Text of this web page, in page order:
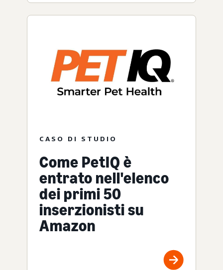
CASO DI STUDIO
Come PetIQ è
entrato nell'elenco
dei primi 50
inserzionisti su
Amazon